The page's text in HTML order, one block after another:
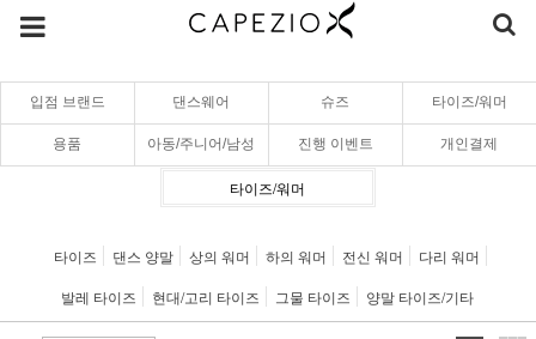
입점 브랜드 댄스웨어 슈즈 타이즈/워머
용품 아동/주니어/남성 진행 이벤트 개인결제
타이즈/워머
타이즈 댄스 양말 상의 워머 하의 워머 전신 워머
다리 워머
발레 타이즈
현대/고리 타이즈 그물 타이즈 양말 타이즈/기타